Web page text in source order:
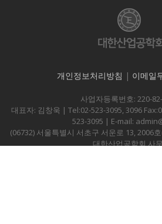
개인정보처리방침 | 이메일
사업자등록번호: 220-
대표자: 김창욱 | Tel:02-523-3095, 3096
523-3095 | E-mail:
(06732) 서울특별시 서초구 서운로 13, 2006
대한산업공학회 사